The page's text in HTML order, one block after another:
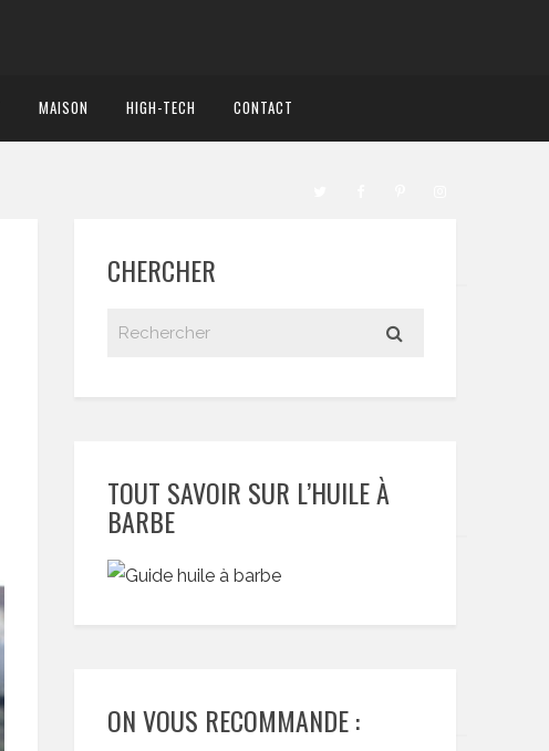
MAISON HIGH-TECH CONTACT
CHERCHER
TOUT SAVOIR SUR L’HUILE À
BARBE
ON VOUS RECOMMANDE :